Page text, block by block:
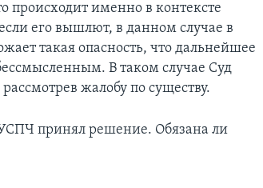
происходит именно в контексте
его вышлют, в данном случае в
такая опасность, что дальнейшее
В таком случае Суд
жалобу по существу.
принял решение. Обязана ли